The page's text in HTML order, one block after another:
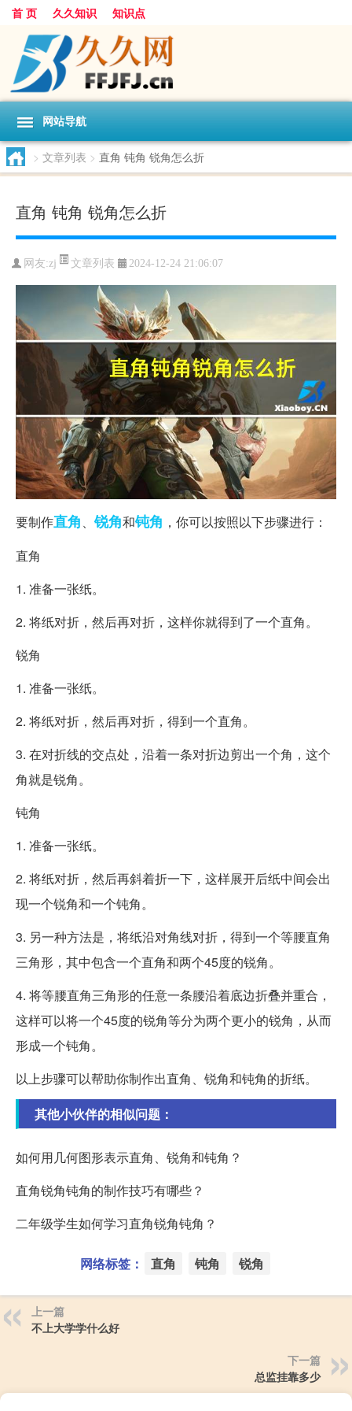
首 页 久久知识 知识点
网站导航
> 文章列表 > 直角 钝角 锐角怎么折
直角 钝角 锐角怎么折
网友:zj 文章列表 2024-12-24 21:06:07
要制作直角、锐角和钝角 ，你可以按照以下步骤进行：
直角
1. 准备一张纸。
2. 将纸对折，然后再对折，这样你就得到了一个直角。
锐角
1. 准备一张纸。
2. 将纸对折，然后再对折，得到一个直角。
3. 在对折线的交点处，沿着一条对折边剪出一个角，这个
角就是锐角。
钝角
1. 准备一张纸。
2. 将纸对折，然后再斜着折一下，这样展开后纸中间会出
现一个锐角和一个钝角。
3. 另一种方法是，将纸沿对角线对折，得到一个等腰直角
三角形，其中包含一个直角和两个45度的锐角。
4. 将等腰直角三角形的任意一条腰沿着底边折叠并重合，
这样可以将一个45度的锐角等分为两个更小的锐角，从而
形成一个钝角。
以上步骤可以帮助你制作出直角、锐角和钝角的折纸。
其他小伙伴的相似问题：
如何用几何图形表示直角、锐角和钝角？
直角锐角钝角的制作技巧有哪些？
二年级学生如何学习直角锐角钝角？
网络标签： 直角 钝角 锐角
上一篇
不上大学学什么好
下一篇
总监挂靠多少